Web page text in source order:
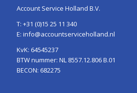
Account Service Holland B.V.
T: +31 (0)15 25 11 340
E: info@accountserviceholland.nl
KvK: 64545237
BTW nummer: NL 8557.12.806 B.01
BECON: 682275